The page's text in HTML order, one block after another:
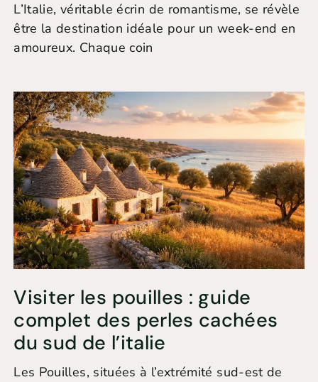
L’Italie, véritable écrin de romantisme, se révèle
être la destination idéale pour un week-end en
amoureux. Chaque coin
Visiter les pouilles : guide
complet des perles cachées
du sud de l’italie
Les Pouilles, situées à l’extrémité sud-est de